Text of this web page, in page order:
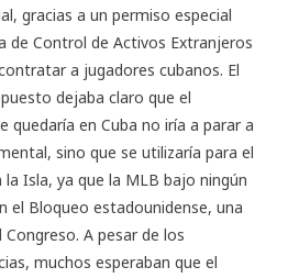
gracias a un permiso especial
de Control de Activos Extranjeros
a jugadores cubanos. El
dejaba claro que el
quedaría en Cuba no iría a parar a
sino que se utilizaría para el
Isla, ya que la MLB bajo ningún
el Bloqueo estadounidense, una
A pesar de los
muchos esperaban que el